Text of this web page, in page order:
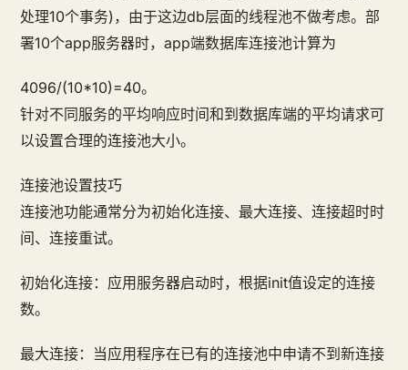
处理10个事务)，由于这边db层面的线程池不做考虑。部
署10个app服务器时，app端数据库连接池计算为
4096/(10*10)=40。
针对不同服务的平均响应时间和到数据库端的平均请求可
以设置合理的连接池大小。
连接池设置技巧
连接池功能通常分为初始化连接、最大连接、连接超时时
间、连接重试。
初始化连接：应用服务器启动时，根据init值设定的连接
数。
最大连接：当应用程序在已有的连接池中申请不到新连接